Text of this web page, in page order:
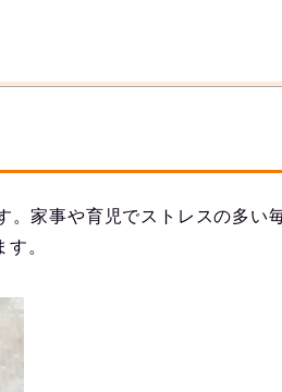
。家事や育児でストレスの多い
。